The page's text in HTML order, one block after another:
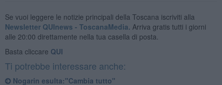
Se vuoi leggere le notizie principali della Toscana iscriviti alla
Newsletter QUInews - ToscanaMedia. Arriva gratis tutti i giorni
alle 20:00 direttamente nella tua casella di posta.
Basta cliccare QUI
Ti potrebbe interessare anche:
Nogarin esulta:"Cambia tutto"